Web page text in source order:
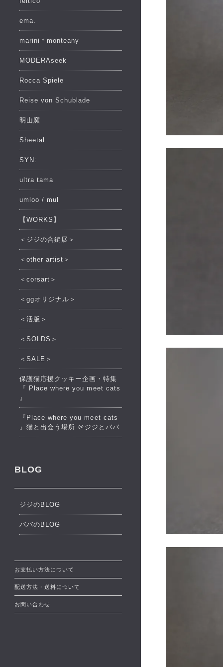
ema.
marini＊monteany
MODERAseek
Rocca Spiele
Reise von Schublade
明山窯
Sheetal
SYN:
ultra tama
umloo / mul
【WORKS】
＜ジジの合鍵展＞
＜other artist＞
＜corsart＞
＜ggオリジナル＞
＜活版＞
＜SOLDS＞
＜SALE＞
保護猫応援クッキー企画・特集
『 Place where you meet cats
』
『Place where you meet cats
』猫と出会う場所 ＠ジジとババ
BLOG
ジジのBLOG
ババのBLOG
お支払い方法について
配送方法・送料について
お問い合わせ